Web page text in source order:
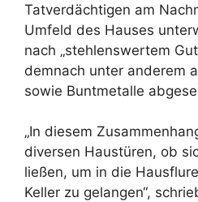
Tatverdächtigen am
Umfeld des Hauses
nach „stehlenswertem
demnach unter anderem
sowie Buntmetalle
„In diesem
diversen Haustüren, ob
ließen, um in die
Keller zu gelangen“,